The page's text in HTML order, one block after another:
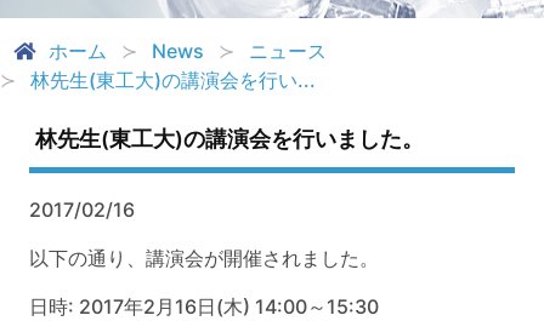
ホーム News
ニュース
林先生(東工大)の講演会を行い...
林先生(東工大)の講演会を行いました。
2017/02/16
以下の通り、講演会が開催されました。
日時: 2017年2月16日(木) 14:00～15:30